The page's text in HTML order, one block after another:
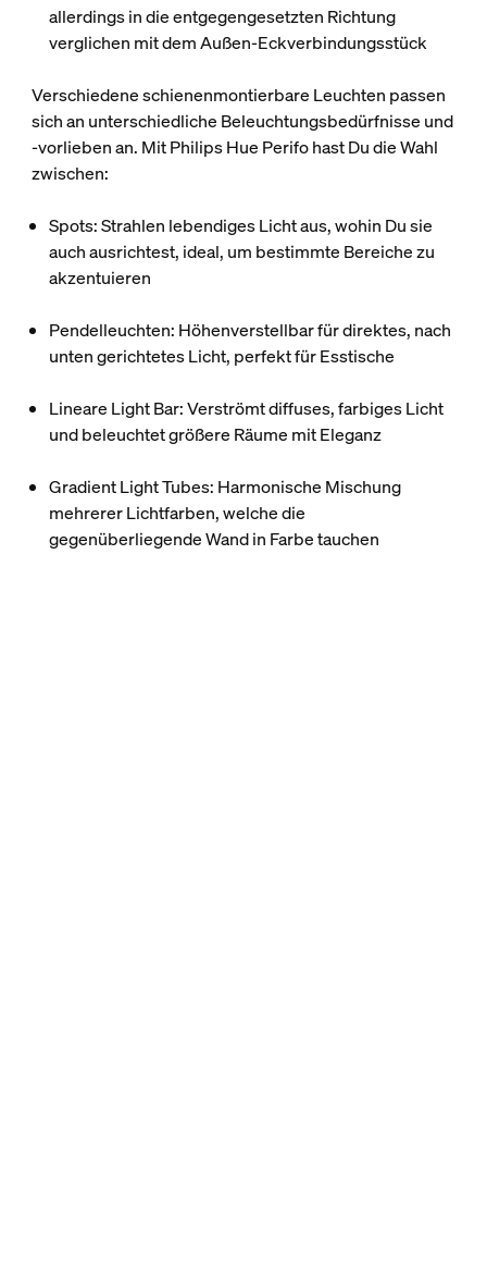
allerdings in die entgegengesetzten Richtung
verglichen mit dem Außen-Eckverbindungsstück
Verschiedene schienenmontierbare Leuchten passen
sich an unterschiedliche Beleuchtungsbedürfnisse und
‑vorlieben an. Mit Philips Hue Perifo hast Du die Wahl
zwischen:
Spots: Strahlen lebendiges Licht aus, wohin Du sie
auch ausrichtest, ideal, um bestimmte Bereiche zu
akzentuieren
Pendelleuchten: Höhenverstellbar für direktes, nach
unten gerichtetes Licht, perfekt für Esstische
Lineare Light Bar: Verströmt diffuses, farbiges Licht
und beleuchtet größere Räume mit Eleganz
Gradient Light Tubes: Harmonische Mischung
mehrerer Lichtfarben, welche die
gegenüberliegende Wand in Farbe tauchen